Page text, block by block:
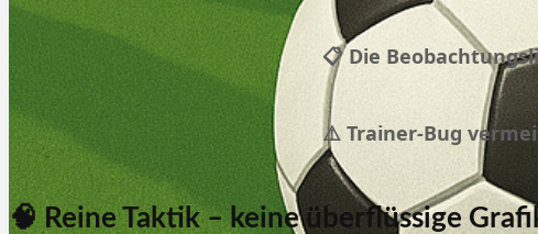
📋 Die
⚠️ Trainer-Bug
🧠 Reine Taktik – keine überflüssige